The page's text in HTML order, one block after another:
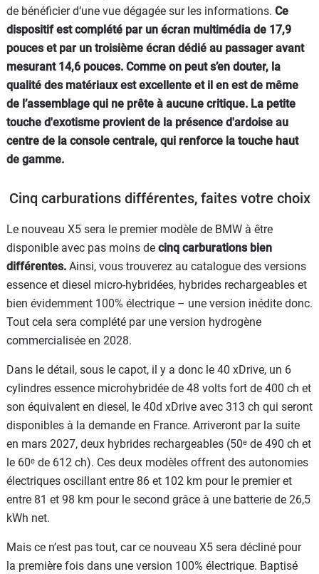
de bénéficier d’une vue dégagée sur les informations. Ce
dispositif est complété par un écran multimédia de 17,9
pouces et par un troisième écran dédié au passager avant
mesurant 14,6 pouces. Comme on peut s’en douter, la
qualité des matériaux est excellente et il en est de même
de l’assemblage qui ne prête à aucune critique. La petite
touche d'exotisme provient de la présence d'ardoise au
centre de la console centrale, qui renforce la touche haut
de gamme.
Cinq carburations différentes, faites votre choix
Le nouveau X5 sera le premier modèle de BMW à être
disponible avec pas moins de cinq carburations bien
différentes. Ainsi, vous trouverez au catalogue des versions
essence et diesel micro-hybridées, hybrides rechargeables et
bien évidemment 100% électrique – une version inédite donc.
Tout cela sera complété par une version hydrogène
commercialisée en 2028.
Dans le détail, sous le capot, il y a donc le 40 xDrive, un 6
cylindres essence microhybridée de 48 volts fort de 400 ch et
son équivalent en diesel, le 40d xDrive avec 313 ch qui seront
disponibles à la demande en France. Arriveront par la suite
en mars 2027, deux hybrides rechargeables (50ᵉ de 490 ch et
le 60ᵉ de 612 ch). Ces deux modèles offrent des autonomies
électriques oscillant entre 86 et 102 km pour le premier et
entre 81 et 98 km pour le second grâce à une batterie de 26,5
kWh net.
Mais ce n’est pas tout, car ce nouveau X5 sera décliné pour
la première fois dans une version 100% électrique. Baptisé